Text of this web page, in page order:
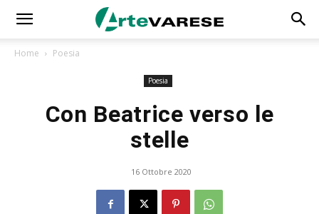
Home Poesia
Poesia
Con Beatrice verso le
stelle
16 Ottobre 2020